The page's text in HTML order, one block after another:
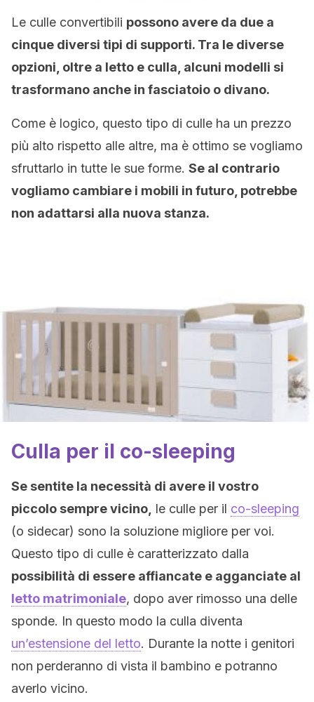
Le culle convertibili possono avere da due a
cinque diversi tipi di supporti. Tra le diverse
opzioni, oltre a letto e culla, alcuni modelli si
trasformano anche in fasciatoio o divano.
Come è logico, questo tipo di culle ha un prezzo
più alto rispetto alle altre, ma è ottimo se vogliamo
sfruttarlo in tutte le sue forme. Se al contrario
vogliamo cambiare i mobili in futuro, potrebbe
non adattarsi alla nuova stanza.
Culla per il co-sleeping
Se sentite la necessità di avere il vostro
piccolo semprevicino, le culle per il co-sleeping
(o sidecar) sono la soluzione migliore per voi.
Questo tipo di culle è caratterizzato dalla
possibilità di essere affiancate e agganciate al
letto matrimoniale, dopo aver rimosso una delle
sponde. In questo modo la culla diventa
un’estensione del letto. Durante la notte i genitori
non perderanno di vista il bambino e potranno
averlo vicino.